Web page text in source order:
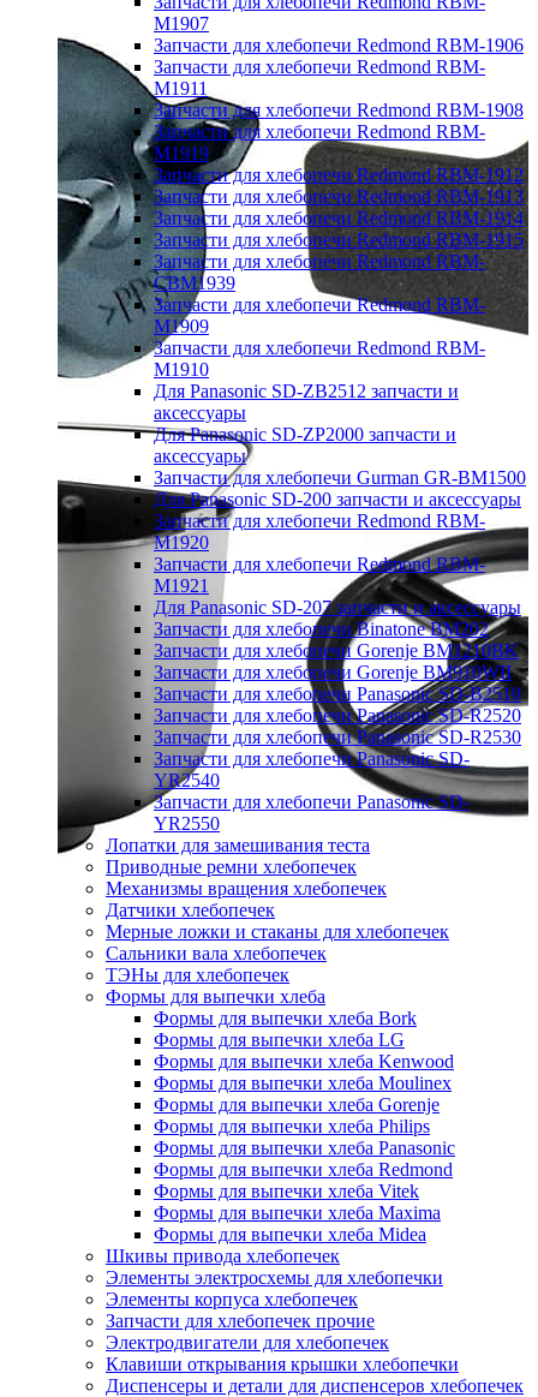
M1907
Запчасти для хлебопечи Redmond RBM-1906
Запчасти для хлебопечи Redmond RBM-
M1911
Запчасти для хлебопечи Redmond RBM-1908
Запчасти для хлебопечи Redmond RBM-
M1919
Запчасти для хлебопечи Redmond RBM-1912
Запчасти для хлебопечи Redmond RBM-1913
Запчасти для хлебопечи Redmond RBM-1914
Запчасти для хлебопечи Redmond RBM-1915
Запчасти для хлебопечи Redmond RBM-
CBM1939
Запчасти для хлебопечи Redmond RBM-
M1909
Запчасти для хлебопечи Redmond RBM-
M1910
Для Panasonic SD-ZB2512 запчасти и
аксессуары
Для Panasonic SD-ZP2000 запчасти и
аксессуары
Запчасти для хлебопечи Gurman GR-BM1500
Для Panasonic SD-200 запчасти и аксессуары
Запчасти для хлебопечи Redmond RBM-
M1920
Запчасти для хлебопечи Redmond RBM-
M1921
Для Panasonic SD-207 запчасти и аксессуары
Запчасти для хлебопечи Binatone BM202
Запчасти для хлебопечи Gorenje BM1210BK
Запчасти для хлебопечи Gorenje BM910WII
Запчасти для хлебопечи Panasonic SD-B2510
Запчасти для хлебопечи Panasonic SD-R2520
Запчасти для хлебопечи Panasonic SD-R2530
Запчасти для хлебопечи Panasonic SD-
YR2540
Запчасти для хлебопечи Panasonic SD-
YR2550
Лопатки для замешивания теста
Приводные ремни хлебопечек
Механизмы вращения хлебопечек
Датчики хлебопечек
Мерные ложки и стаканы для хлебопечек
Сальники вала хлебопечек
ТЭНы для хлебопечек
Формы для выпечки хлеба
Формы для выпечки хлеба Bork
Формы для выпечки хлеба LG
Формы для выпечки хлеба Kenwood
Формы для выпечки хлеба Moulinex
Формы для выпечки хлеба Gorenje
Формы для выпечки хлеба Philips
Формы для выпечки хлеба Panasonic
Формы для выпечки хлеба Redmond
Формы для выпечки хлеба Vitek
Формы для выпечки хлеба Maxima
Формы для выпечки хлеба Midea
Шкивы привода хлебопечек
Элементы электросхемы для хлебопечки
Элементы корпуса хлебопечек
Запчасти для хлебопечек прочие
Электродвигатели для хлебопечек
Клавиши открывания крышки хлебопечки
Диспенсеры и детали для диспенсеров хлебопечек